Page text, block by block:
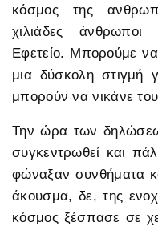
κόσμος της
χιλιάδες
Εφετείο. Μπορούμε
μια δύσκολη στιγμή
μπορούν να νικάνε
Την ώρα των
συγκεντρωθεί και
φώναξαν συνθήματα
άκουσμα, δε, της
κόσμος ξέσπασε σε